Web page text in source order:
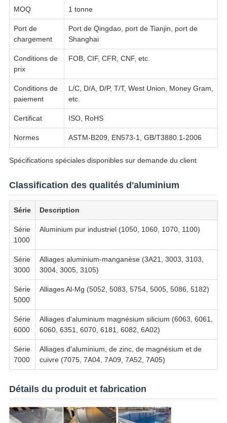
MOQ 1 tonne
Port de
chargement
Port de Qingdao, port de Tianjin, port de
Shanghai
Conditions de
prix
FOB, CIF, CFR, CNF, etc.
Conditions de
paiement
L/C, D/A, D/P, T/T, West Union, Money Gram,
etc.
Certificat ISO, RoHS
Normes ASTM-B209, EN573-1, GB/T3880.1-2006
Spécifications spéciales disponibles sur demande du client
Classification des qualités d'aluminium
Série Description
Série
1000
Aluminium pur industriel (1050, 1060, 1070, 1100)
Série
3000
Alliages aluminium-manganèse (3A21, 3003, 3103,
3004, 3005, 3105)
Série
5000
Alliages Al-Mg (5052, 5083, 5754, 5005, 5086, 5182)
Série
6000
Alliages d'aluminium magnésium silicium (6063, 6061,
6060, 6351, 6070, 6181, 6082, 6A02)
Série
7000
Alliages d'aluminium, de zinc, de magnésium et de
cuivre (7075, 7A04, 7A09, 7A52, 7A05)
Détails du produit et fabrication